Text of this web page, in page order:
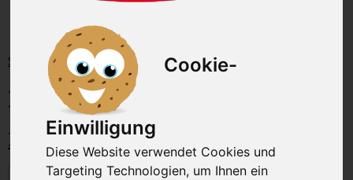
Cookie-
Einwilligung
Diese Website verwendet Cookies und
Targeting Technologien, um Ihnen ein
Startseite Rohmilchkäse Ziegenkäse
Ziegenkäse Bio
Ziegenkäse